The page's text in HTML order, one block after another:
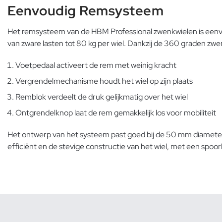
Eenvoudig Remsysteem
Het remsysteem van de HBM Professional zwenkwielen is
van zware lasten tot 80 kg per wiel. Dankzij de 360 graden
Voetpedaal activeert de rem met weinig kracht
Vergrendelmechanisme houdt het wiel op zijn plaats
Remblok verdeelt de druk gelijkmatig over het wiel
Ontgrendelknop laat de rem gemakkelijk los voor mobiliteit
Het ontwerp van het systeem past goed bij de 50 mm
efficiënt en de stevige constructie van het wiel, met een